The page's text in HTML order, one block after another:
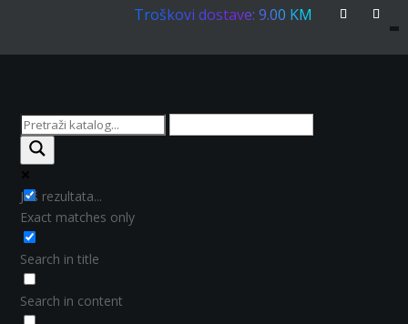
Troškovi dostave: 9.00 KM
Još rezultata...
Exact matches only
Search in title
Search in content